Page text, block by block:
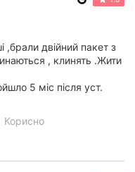
,брали двійний пакет з
, клинять .Жити
5 міс після уст.
Корисно